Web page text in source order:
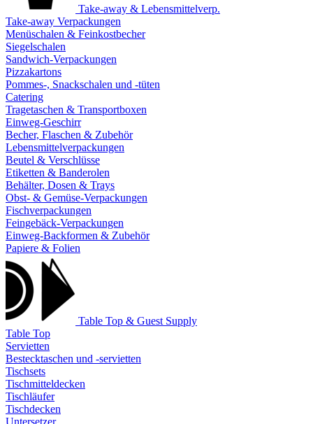
Take-away & Lebensmittelverp.
Take-away Verpackungen
Menüschalen & Feinkostbecher
Siegelschalen
Sandwich-Verpackungen
Pizzakartons
Pommes-, Snackschalen und -tüten
Catering
Tragetaschen & Transportboxen
Einweg-Geschirr
Becher, Flaschen & Zubehör
Lebensmittelverpackungen
Beutel & Verschlüsse
Etiketten & Banderolen
Behälter, Dosen & Trays
Obst- & Gemüse-Verpackungen
Fischverpackungen
Feingebäck-Verpackungen
Einweg-Backformen & Zubehör
Papiere & Folien
Table Top & Guest Supply
Table Top
Servietten
Bestecktaschen und -servietten
Tischsets
Tischmitteldecken
Tischläufer
Tischdecken